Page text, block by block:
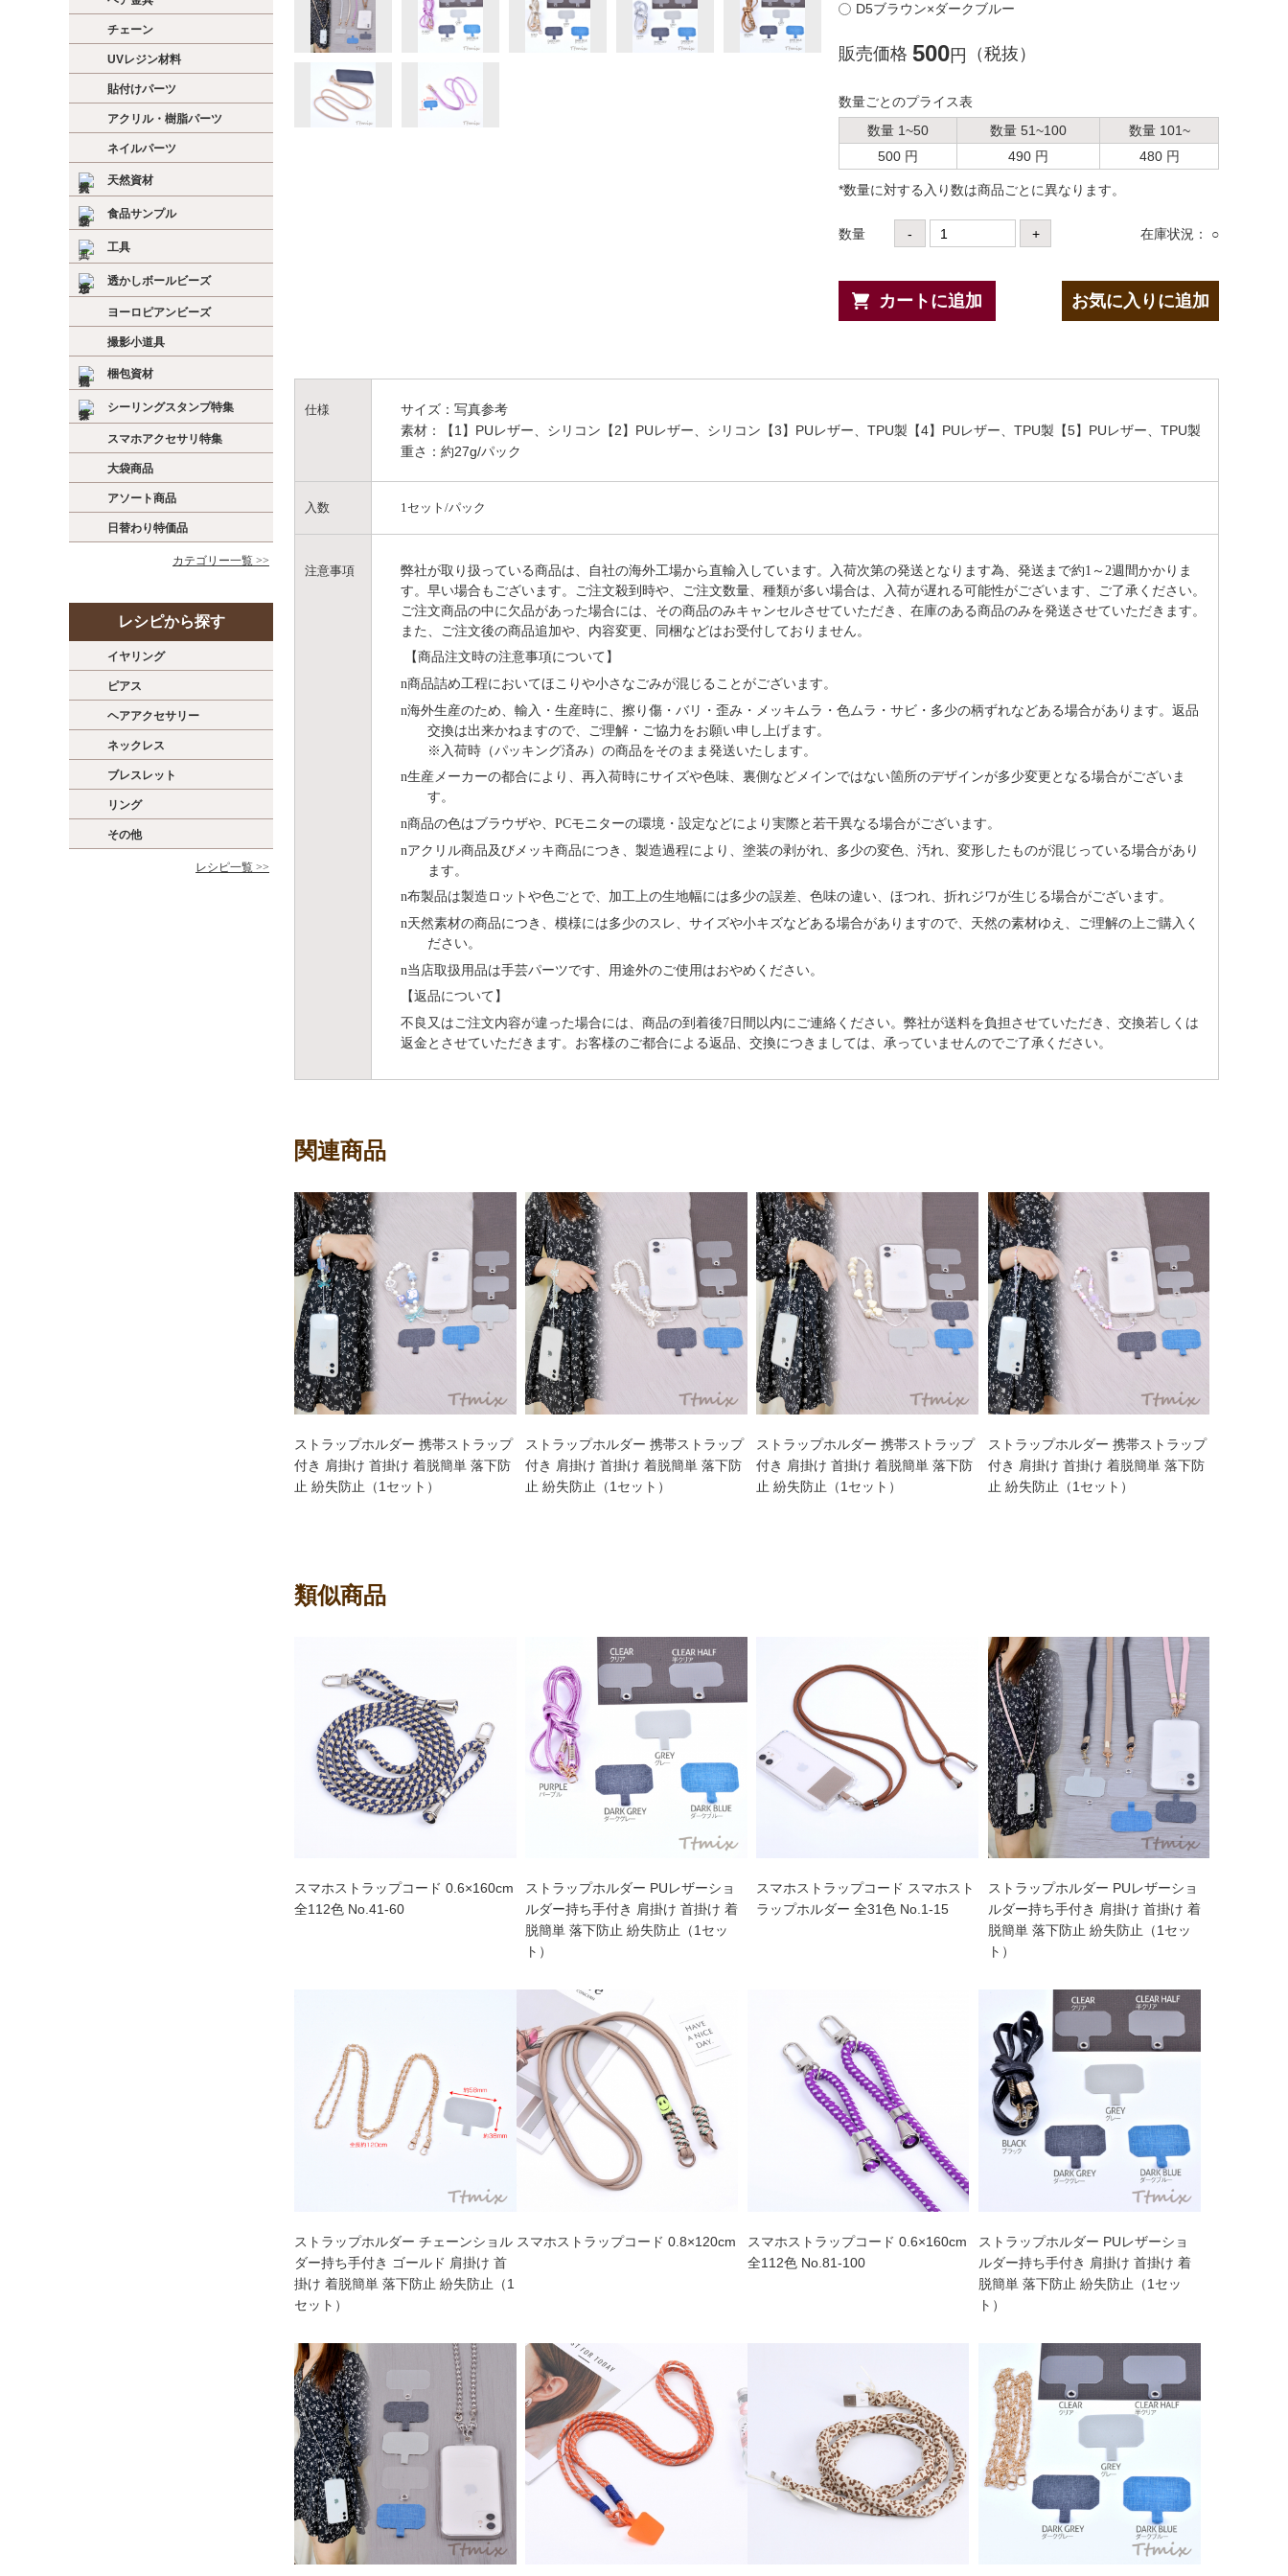
チェーン
UVレジン材料
貼付けパーツ
アクリル・樹脂パーツ
ネイルパーツ
天然資材
食品サンプル
工具
透かしボールビーズ
ヨーロピアンビーズ
撮影小道具
梱包資材
シーリングスタンプ特集
スマホアクセサリ特集
大袋商品
アソート商品
日替わり特価品
カテゴリー一覧 >>
レシピから探す
イヤリング
ピアス
ヘアアクセサリー
ネックレス
ブレスレット
リング
その他
レシピ一覧 >>
D5ブラウン×ダークブルー
販売価格 500円 （税抜）
数量ごとのプライス表
数量 1~50
数量 51~100
数量 101~
500 円
490 円 480 円
*数量に対する⼊り数は商品ごとに異なります。
数量 - + 在庫状況： ○
カートに追加 お気に入りに追加
仕様
サイズ：写真参考
素材：【1】PUレザー、シリコン【2】PUレザー、シリコン【3】PUレザー、TPU製【4】PUレザー、TPU製【5】PUレザー、TPU製
重さ：約27g/パック
入数 1セット/パック
注意事項 弊社が取り扱っている商品は、自社の海外工場から直輸入しています。入荷次第の発送となります為、発送まで約1～2週間かかりま
す。早い場合もございます。ご注文殺到時や、ご注文数量、種類が多い場合は、入荷が遅れる可能性がございます、ご了承ください。
ご注文商品の中に欠品があった場合には、その商品のみキャンセルさせていただき、在庫のある商品のみを発送させていただきます。
また、ご注文後の商品追加や、内容変更、同梱などはお受付しておりません。
【商品注文時の注意事項について】
n商品詰め⼯程においてほこりや⼩さなごみが混じることがございます。
n海外⽣産のため、輸⼊・⽣産時に、擦り傷・バリ・歪み・メッキムラ・色ムラ・サビ・多少の柄ずれなどある場合があります。返品
交換は出来かねますので、ご理解・ご協⼒をお願い申し上げます。
※⼊荷時（パッキング済み）の商品をそのまま発送いたします。
n⽣産メーカーの都合により、再⼊荷時にサイズや⾊味、裏側などメインではない箇所のデザインが多少変更となる場合がございま
す。
n商品の⾊はブラウザや、PCモニターの環境・設定などにより実際と若⼲異なる場合がございます。
nアクリル商品及びメッキ商品につき、製造過程により、塗装の剥がれ、多少の変色、汚れ、変形したものが混じっている場合があり
ます。
n布製品は製造ロットや色ごとで、加工上の生地幅には多少の誤差、色味の違い、ほつれ、折れジワが生じる場合がございます。
n天然素材の商品につき、模様には多少のスレ、サイズや小キズなどある場合がありますので、天然の素材ゆえ、ご理解の上ご購入く
ださい。
n当店取扱用品は⼿芸パーツです、⽤途外のご使⽤はおやめください。
【返品について】
不良又はご注文内容が違った場合には、商品の到着後7日間以内にご連絡ください。弊社が送料を負担させていただき、交換若しくは
返金とさせていただきます。お客様のご都合による返品、交換につきましては、承っていませんのでご了承ください。
関連商品
ストラップホルダー 携帯ストラップ
付き 肩掛け 首掛け 着脱簡単 落下防
止 紛失防止（1セット）
ストラップホルダー 携帯ストラップ
付き 肩掛け 首掛け 着脱簡単 落下防
止 紛失防止（1セット）
ストラップホルダー 携帯ストラップ
付き 肩掛け 首掛け 着脱簡単 落下防
止 紛失防止（1セット）
ストラップホルダー 携帯ストラップ
付き 肩掛け 首掛け 着脱簡単 落下防
止 紛失防止（1セット）
類似商品
スマホストラップコード 0.6×160cm
全112色 No.41-60
ストラップホルダー PUレザーショ
ルダー持ち手付き 肩掛け 首掛け 着
脱簡単 落下防止 紛失防止（1セッ
ト）
スマホストラップコード スマホスト
ラップホルダー 全31色 No.1-15
ストラップホルダー PUレザーショ
ルダー持ち手付き 肩掛け 首掛け 着
脱簡単 落下防止 紛失防止（1セッ
ト）
ストラップホルダー チェーンショル
ダー持ち手付き ゴールド 肩掛け 首
掛け 着脱簡単 落下防止 紛失防止（1
セット）
スマホストラップコード 0.8×120cm
スマホストラップコード 0.6×160cm
全112色 No.81-100
ストラップホルダー PUレザーショ
ルダー持ち手付き 肩掛け 首掛け 着
脱簡単 落下防止 紛失防止（1セッ
ト）